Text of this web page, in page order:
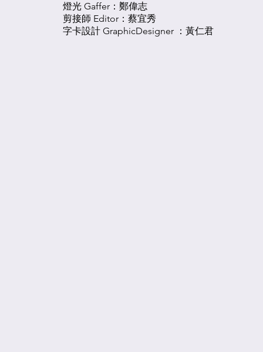
燈光 Gaffer：鄭偉志
剪接師 Editor：蔡宜秀
字卡設計 GraphicDesigner ：黃仁君